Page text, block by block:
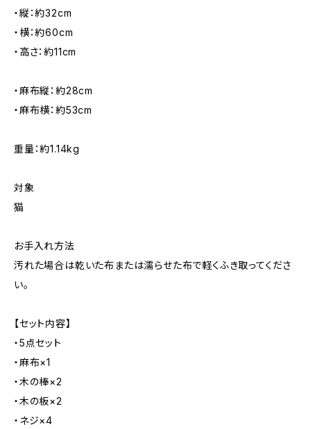
・縦：約32cm
・横：約60cm
・高さ：約11cm
・麻布縦：約28cm
・麻布横：約53cm
重量：約1.14kg
対象
猫
お手入れ方法
汚れた場合は乾いた布または濡らせた布で軽くふき取ってくださ
い。
【セット内容】
・5点セット
・麻布×1
・木の棒×2
・木の板×2
・ネジ×4